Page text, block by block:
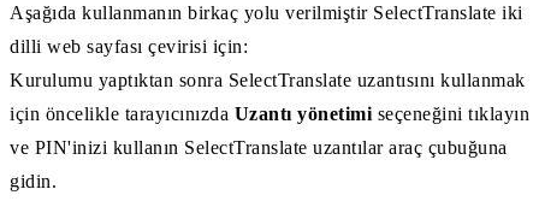
Aşağıda kullanmanın birkaç yolu verilmiştir SelectTranslate iki
dilli web sayfası çevirisi için:
Kurulumu yaptıktan sonra SelectTranslate uzantısını kullanmak
için öncelikle tarayıcınızda Uzantı yönetimi seçeneğini tıklayın
ve PIN'inizi kullanın SelectTranslate uzantılar araç çubuğuna
gidin.